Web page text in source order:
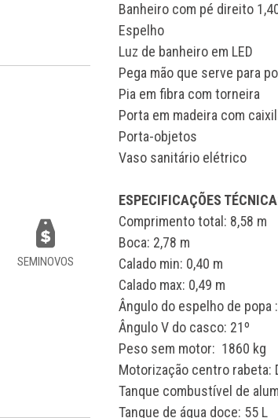
SEMINOVOS
Banheiro com pé direito
Espelho
Luz de banheiro em LED
Pega mão que serve para
Pia em fibra com torneira
Porta em madeira com
Porta-objetos
Vaso sanitário elétrico
ESPECIFICAÇÕES
Comprimento total: 8,58 m
Boca: 2,78 m
Calado min: 0,40 m
Calado max: 0,49 m
Ângulo do espelho de popa
Ângulo V do casco: 21º
Peso sem motor: 1860 kg
Motorização centro rabeta:
Tanque combustível de
Tanque de água doce: 55 L